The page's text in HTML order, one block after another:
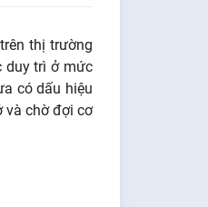
thị trường
duy trì ở mức
có dấu hiệu
và chờ đợi cơ